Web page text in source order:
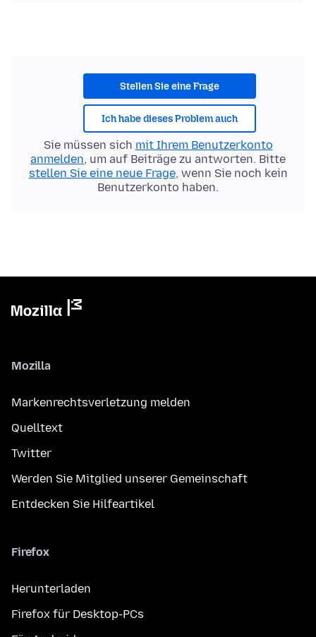
Stellen Sie eine Frage
Ich habe dieses Problem auch
Sie müssen sich mit Ihrem Benutzerkonto
anmelden, um auf Beiträge zu antworten. Bitte
stellen Sie eine neue Frage, wenn Sie noch kein
Benutzerkonto haben.
Mozilla
Markenrechtsverletzung melden
Quelltext
Twitter
Werden Sie Mitglied unserer Gemeinschaft
Entdecken Sie Hilfeartikel
Firefox
Herunterladen
Firefox für Desktop-PCs